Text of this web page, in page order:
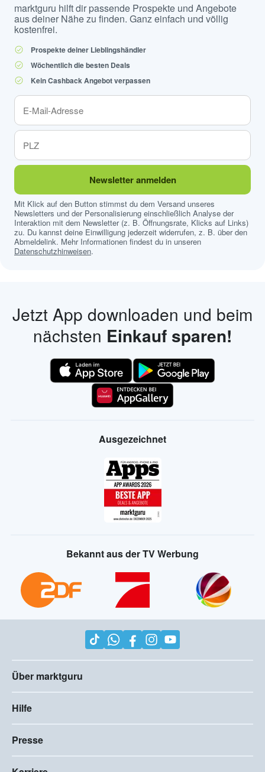
marktguru hilft dir passende Prospekte und Angebote
aus deiner Nähe zu finden. Ganz einfach und völlig
kostenfrei.
Prospekte deiner Lieblingshändler
Wöchentlich die besten Deals
Kein Cashback Angebot verpassen
Newsletter anmelden
Mit Klick auf den Button stimmst du dem Versand unseres
Newsletters und der Personalisierung einschließlich Analyse der
Interaktion mit dem Newsletter (z. B. Öffnungsrate, Klicks auf Links)
zu. Du kannst deine Einwilligung jederzeit widerrufen, z. B. über den
Abmeldelink. Mehr Informationen findest du in unseren
Datenschutzhinweisen.
Jetzt App downloaden und beim
nächsten Einkauf sparen!
Ausgezeichnet
Bekannt aus der TV Werbung
Über marktguru
Hilfe
Presse